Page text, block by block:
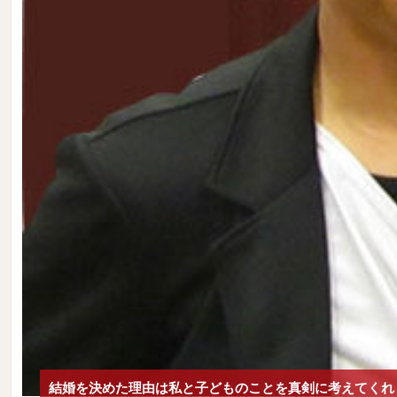
結婚を決めた理由は私と子どものことを真剣に考えてく